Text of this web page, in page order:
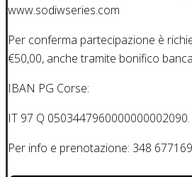
www.sodiwseries.com
Per conferma partecipazione è
€50,00, anche tramite bonifico
IBAN PG Corse:
IT 97 Q 0503447960000000002090.
Per info e prenotazione: 348